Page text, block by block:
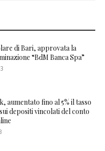
di Bari, approvata la
“BdM Banca Spa”
aumentato fino al 5% il tasso
depositi vincolati del conto